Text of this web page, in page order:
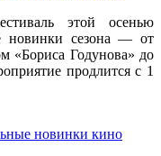
этой осенью
новинки сезона — от
«Бориса Годунова» до
продлится с 1
новинки кино